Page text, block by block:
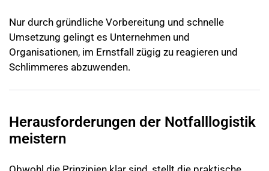
Nur durch gründliche Vorbereitung und schnelle
Umsetzung gelingt es Unternehmen und
Organisationen, im Ernstfall zügig zu reagieren und
Schlimmeres abzuwenden.
Herausforderungen der Notfalllogistik
meistern